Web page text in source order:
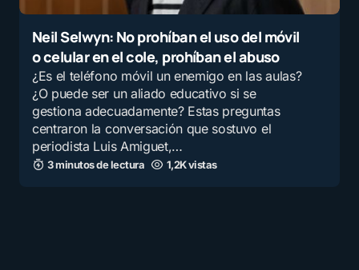
Neil Selwyn: No prohíban el uso del móvil
o celular en el cole, prohíban el abuso
¿Es el teléfono móvil un enemigo en las aulas?
¿O puede ser un aliado educativo si se
gestiona adecuadamente? Estas preguntas
centraron la conversación que sostuvo el
periodista Luis Amiguet,…
3 minutos de lectura 1,2K vistas